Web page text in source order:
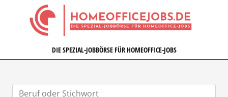
HOMEOFFICEJOBS.DE
DIE SPEZIAL-JOBBÖRSE FÜR HOMEOFFICE-JOBS